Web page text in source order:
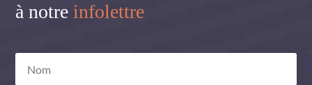
à notre infolettre